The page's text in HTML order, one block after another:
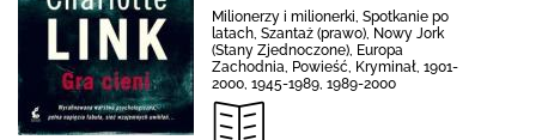
Milionerzy i milionerki, Spotkanie po
latach, Szantaż (prawo), Nowy Jork
(Stany Zjednoczone), Europa
Zachodnia, Powieść, Kryminał, 1901-
2000, 1945-1989, 1989-2000